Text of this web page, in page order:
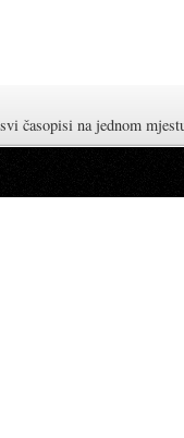
časopisi na jednom